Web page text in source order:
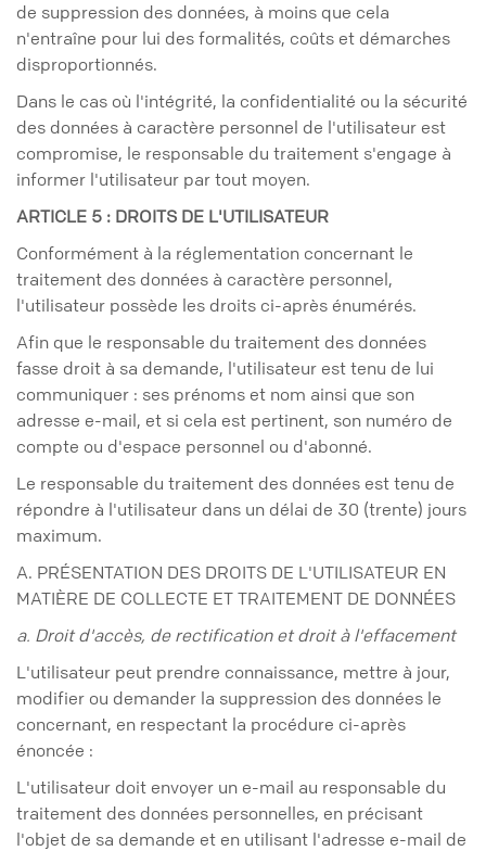
de suppression des données, à moins que cela
n'entraîne pour lui des formalités, coûts et démarches
disproportionnés.
Dans le cas où l'intégrité, la confidentialité ou la sécurité
des données à caractère personnel de l'utilisateur est
compromise, le responsable du traitement s'engage à
informer l'utilisateur par tout moyen.
ARTICLE 5 : DROITS DE L'UTILISATEUR
Conformément à la réglementation concernant le
traitement des données à caractère personnel,
l'utilisateur possède les droits ci-après énumérés.
Afin que le responsable du traitement des données
fasse droit à sa demande, l'utilisateur est tenu de lui
communiquer : ses prénoms et nom ainsi que son
adresse e-mail, et si cela est pertinent, son numéro de
compte ou d'espace personnel ou d'abonné.
Le responsable du traitement des données est tenu de
répondre à l'utilisateur dans un délai de 30 (trente) jours
maximum.
A. PRÉSENTATION DES DROITS DE L'UTILISATEUR EN
MATIÈRE DE COLLECTE ET TRAITEMENT DE DONNÉES
a. Droit d'accès, de rectification et droit à l'effacement
L'utilisateur peut prendre connaissance, mettre à jour,
modifier ou demander la suppression des données le
concernant, en respectant la procédure ci-après
énoncée :
L'utilisateur doit envoyer un e-mail au responsable du
traitement des données personnelles, en précisant
l'objet de sa demande et en utilisant l'adresse e-mail de